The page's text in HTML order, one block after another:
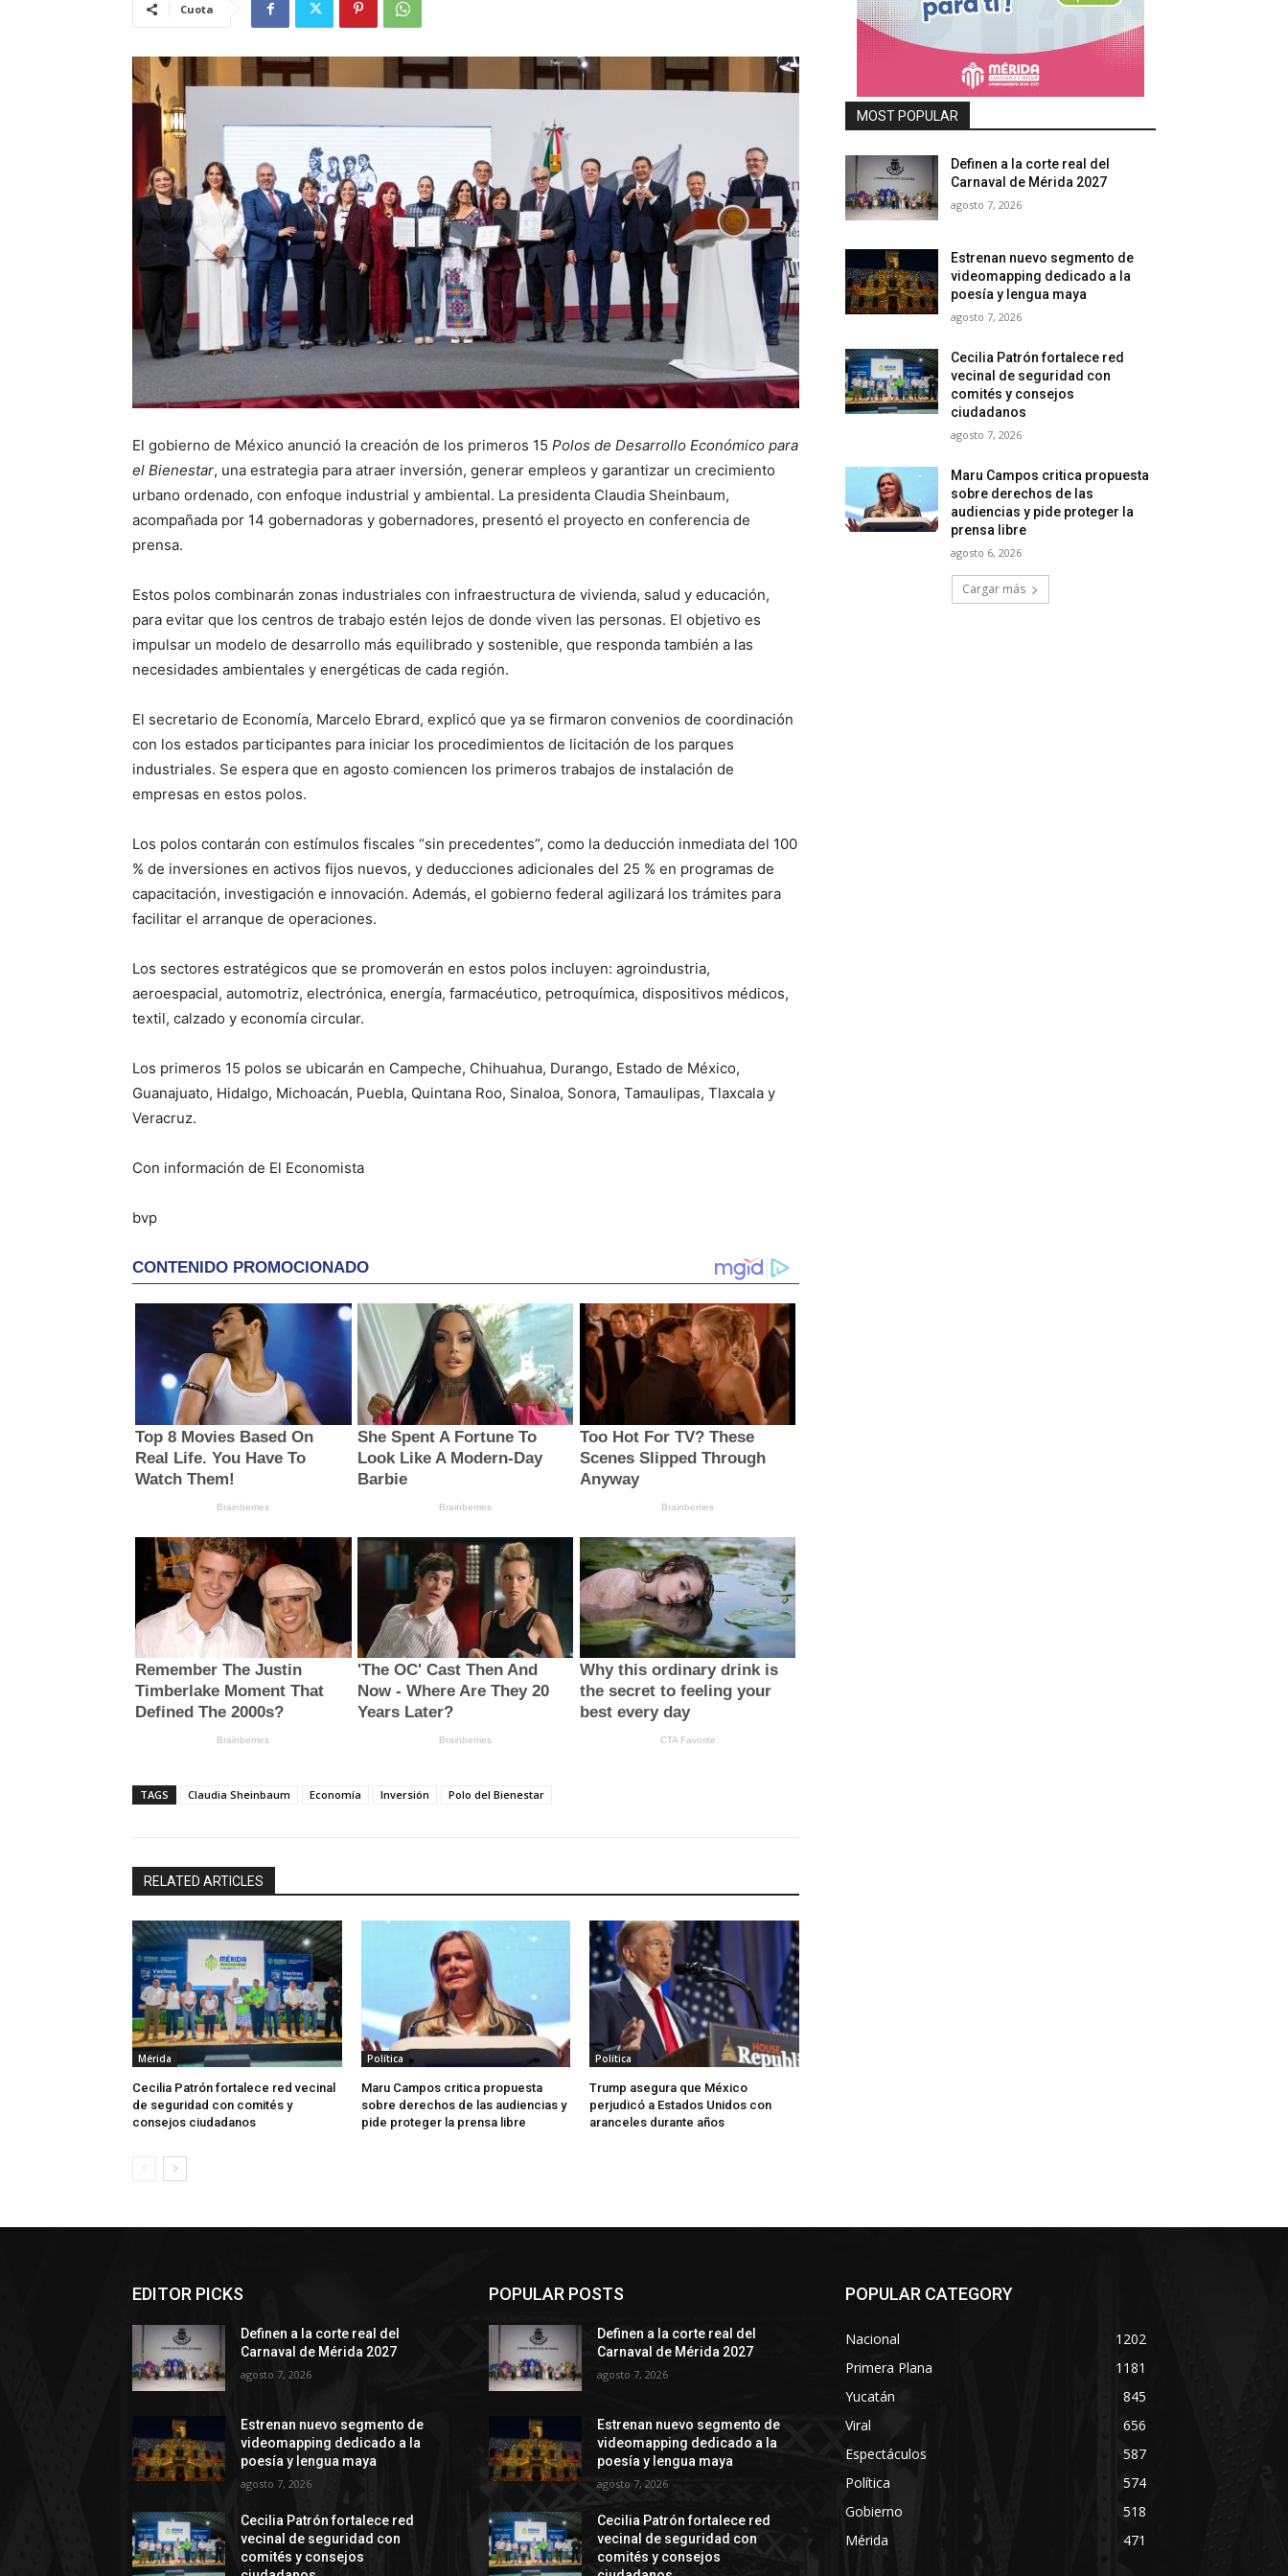
Cuota
El gobierno de México anunció la creación de los primeros 15 Polos de Desarrollo Económico para
el Bienestar, una estrategia para atraer inversión, generar empleos y garantizar un crecimiento
urbano ordenado, con enfoque industrial y ambiental. La presidenta Claudia Sheinbaum,
acompañada por 14 gobernadoras y gobernadores, presentó el proyecto en conferencia de
prensa.
Estos polos combinarán zonas industriales con infraestructura de vivienda, salud y educación,
para evitar que los centros de trabajo estén lejos de donde viven las personas. El objetivo es
impulsar un modelo de desarrollo más equilibrado y sostenible, que responda también a las
necesidades ambientales y energéticas de cada región.
El secretario de Economía, Marcelo Ebrard, explicó que ya se firmaron convenios de coordinación
con los estados participantes para iniciar los procedimientos de licitación de los parques
industriales. Se espera que en agosto comiencen los primeros trabajos de instalación de
empresas en estos polos.
Los polos contarán con estímulos fiscales “sin precedentes”, como la deducción inmediata del 100
% de inversiones en activos fijos nuevos, y deducciones adicionales del 25 % en programas de
capacitación, investigación e innovación. Además, el gobierno federal agilizará los trámites para
facilitar el arranque de operaciones.
Los sectores estratégicos que se promoverán en estos polos incluyen: agroindustria,
aeroespacial, automotriz, electrónica, energía, farmacéutico, petroquímica, dispositivos médicos,
textil, calzado y economía circular.
Los primeros 15 polos se ubicarán en Campeche, Chihuahua, Durango, Estado de México,
Guanajuato, Hidalgo, Michoacán, Puebla, Quintana Roo, Sinaloa, Sonora, Tamaulipas, Tlaxcala y
Veracruz.
Con información de El Economista
bvp
TAGS Claudia Sheinbaum Economía Inversión Polo del Bienestar
RELATED ARTICLES
Mérida
Cecilia Patrón fortalece red vecinal
de seguridad con comités y
consejos ciudadanos
Política
Maru Campos critica propuesta
sobre derechos de las audiencias y
pide proteger la prensa libre
Política
Trump asegura que México
perjudicó a Estados Unidos con
aranceles durante años
MOST POPULAR
Definen a la corte real del
Carnaval de Mérida 2027
agosto 7, 2026
Estrenan nuevo segmento de
videomapping dedicado a la
poesía y lengua maya
agosto 7, 2026
Cecilia Patrón fortalece red
vecinal de seguridad con
comités y consejos
ciudadanos
agosto 7, 2026
Maru Campos critica propuesta
sobre derechos de las
audiencias y pide proteger la
prensa libre
agosto 6, 2026
Cargar más
EDITOR PICKS
Definen a la corte real del
Carnaval de Mérida 2027
agosto 7, 2026
Estrenan nuevo segmento de
videomapping dedicado a la
poesía y lengua maya
agosto 7, 2026
Cecilia Patrón fortalece red
vecinal de seguridad con
comités y consejos
POPULAR POSTS
Definen a la corte real del
Carnaval de Mérida 2027
agosto 7, 2026
Estrenan nuevo segmento de
videomapping dedicado a la
poesía y lengua maya
agosto 7, 2026
Cecilia Patrón fortalece red
vecinal de seguridad con
comités y consejos
POPULAR CATEGORY
Nacional
1202
Primera Plana
1181
Yucatán
845
Viral
656
Espectáculos
587
Política
574
Gobierno
518
Mérida
471